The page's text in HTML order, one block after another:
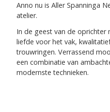
Anno nu is Aller Spanninga
atelier.
In de geest van de oprichter
liefde voor het vak,
trouwringen. Verrassend
een combinatie van
modernste technieken.